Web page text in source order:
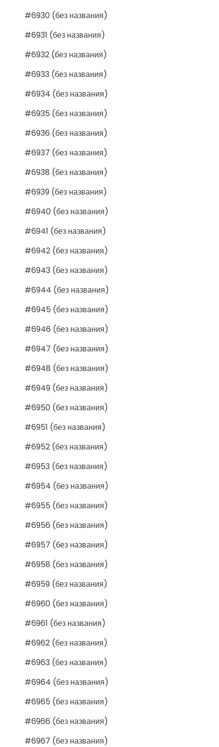
#6930 (без названия)
#6931 (без названия)
#6932 (без названия)
#6933 (без названия)
#6934 (без названия)
#6935 (без названия)
#6936 (без названия)
#6937 (без названия)
#6938 (без названия)
#6939 (без названия)
#6940 (без названия)
#6941 (без названия)
#6942 (без названия)
#6943 (без названия)
#6944 (без названия)
#6945 (без названия)
#6946 (без названия)
#6947 (без названия)
#6948 (без названия)
#6949 (без названия)
#6950 (без названия)
#6951 (без названия)
#6952 (без названия)
#6953 (без названия)
#6954 (без названия)
#6955 (без названия)
#6956 (без названия)
#6957 (без названия)
#6958 (без названия)
#6959 (без названия)
#6960 (без названия)
#6961 (без названия)
#6962 (без названия)
#6963 (без названия)
#6964 (без названия)
#6965 (без названия)
#6966 (без названия)
#6967 (без названия)